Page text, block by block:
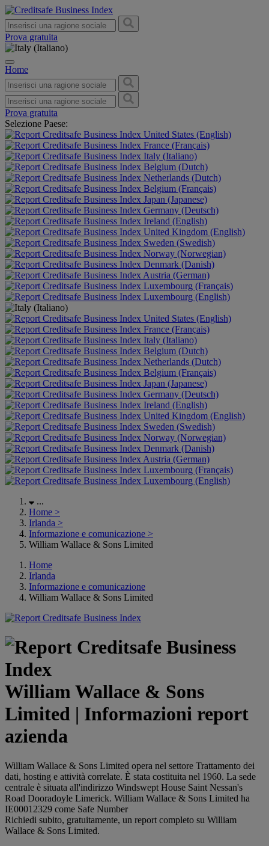
Prova gratuita
Home
Prova gratuita
Selezione Paese:
United States (English)
France (Français)
Italy (Italiano)
Belgium (Dutch)
Netherlands (Dutch)
Belgium (Français)
Japan (Japanese)
Germany (Deutsch)
Ireland (English)
United Kingdom (English)
Sweden (Swedish)
Norway (Norwegian)
Denmark (Danish)
Austria (German)
Luxembourg (Français)
Luxembourg (English)
United States (English)
France (Français)
Italy (Italiano)
Belgium (Dutch)
Netherlands (Dutch)
Belgium (Français)
Japan (Japanese)
Germany (Deutsch)
Ireland (English)
United Kingdom (English)
Sweden (Swedish)
Norway (Norwegian)
Denmark (Danish)
Austria (German)
Luxembourg (Français)
Luxembourg (English)
...
Home >
Irlanda >
Informazione e comunicazione >
William Wallace & Sons Limited
Home
Irlanda
Informazione e comunicazione
William Wallace & Sons Limited
William Wallace & Sons
Limited | Informazioni report
azienda
William Wallace & Sons Limited opera nel settore Trattamento dei
dati, hosting e attività correlate. È stata costituita nel 1960. La sede
centrale è situata all'indirizzo Windswept House Saint Nessan's
Road Dooradoyle Limerick. William Wallace & Sons Limited ha
IE00012329 come Safe Number
Richiedi subito, gratuitamente, un report completo su William
Wallace & Sons Limited.